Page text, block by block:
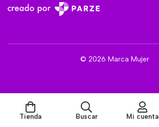
© 2026 Marca Mujer
Tienda Buscar Mi cuenta